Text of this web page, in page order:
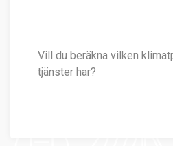
Vill du beräkna vilken
tjänster har?